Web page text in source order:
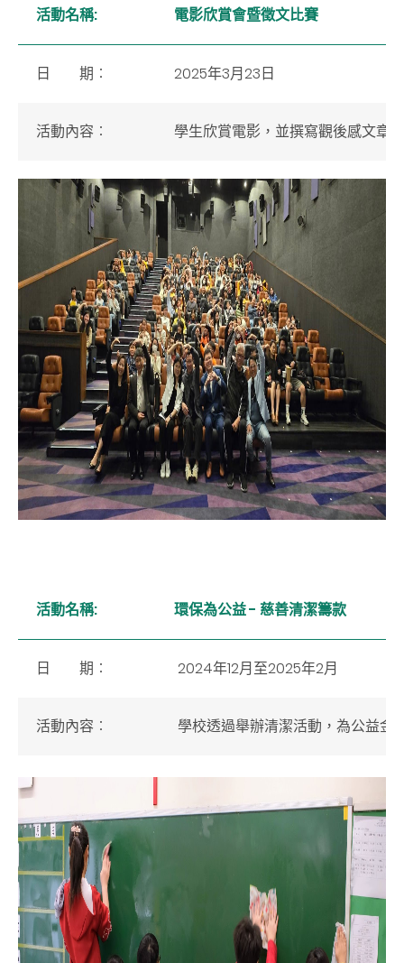
活動名稱: 電影欣賞會暨徵文比賽
日 期︰ 2025年3月23日
活動內容︰ 學生欣賞電影，並撰寫觀後感文章。
活動名稱: 環保為公益 - 慈善清潔籌款
日 期︰ 2024年12月至2025年2月
活動內容 ︰ 學校透過舉辦清潔活動，為公益金